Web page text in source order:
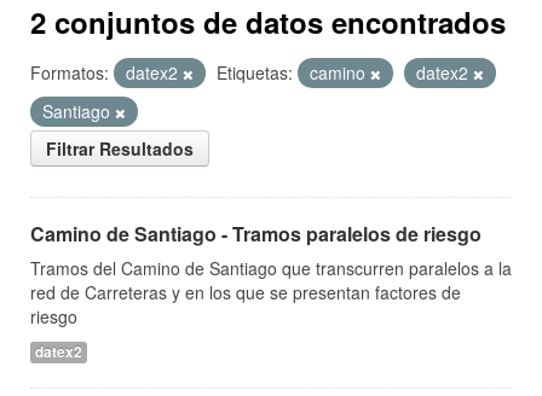
2 conjuntos de datos encontrados
Formatos: datex2 Etiquetas: camino
datex2
Santiago
Filtrar Resultados
Camino de Santiago - Tramos paralelos de riesgo
Tramos del Camino de Santiago que transcurren paralelos a la
red de Carreteras y en los que se presentan factores de
riesgo
datex2